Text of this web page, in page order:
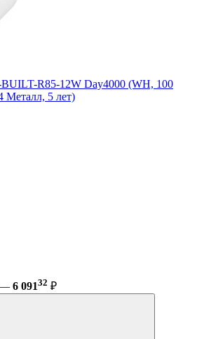
R85-12W Day4000 (WH, 100
Металл, 5 лет)
— 6 09132 ₽